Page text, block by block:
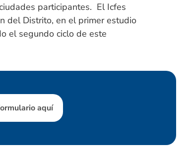
participantes. El Icfes
del Distrito, en el primer estudio
el segundo ciclo de este
aquí